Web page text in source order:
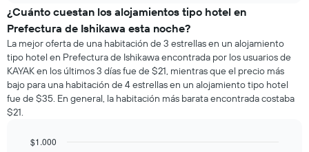
El
gráfico
muestra
1
eje
Y
que
indica
promedio
el
promedio
de
una
habitación
por
cada
la
¿Cuánto cuestan los alojamientos tipo hotel en
Prefectura de Ishikawa esta noche?
La mejor oferta de una habitación de 3 estrellas en un alojamiento
tipo hotel en Prefectura de Ishikawa encontrada por los usuarios de
KAYAK en los últimos 3 días fue de $21, mientras que el precio más
bajo para una habitación de 4 estrellas en un alojamiento tipo hotel
fue de $35. En general, la habitación más barata encontrada costaba
$21.
$1.000